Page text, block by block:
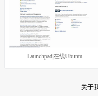
Launchpad|在线Ubuntu
关于